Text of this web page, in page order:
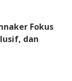
Fokus
dan